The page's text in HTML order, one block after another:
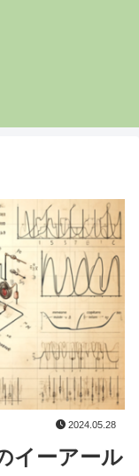
2024.05.28
イーアール